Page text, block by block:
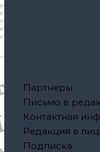
Партнеры
Письмо в
Контактная
Редакция в
Подписка